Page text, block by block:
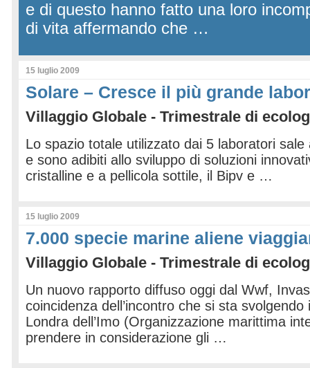
e di questo hanno fatto una loro
di vita affermando che …
15 luglio 2009
Solare – Cresce il più grande
Villaggio Globale - Trimestrale di
Lo spazio totale utilizzato dai 5 laboratori
e sono adibiti allo sviluppo di soluzioni
cristalline e a pellicola sottile, il Bipv e …
15 luglio 2009
7.000 specie marine aliene
Villaggio Globale - Trimestrale di
Un nuovo rapporto diffuso oggi dal Wwf,
coincidenza dell’incontro che si sta
Londra dell’Imo (Organizzazione marittima
prendere in considerazione gli …